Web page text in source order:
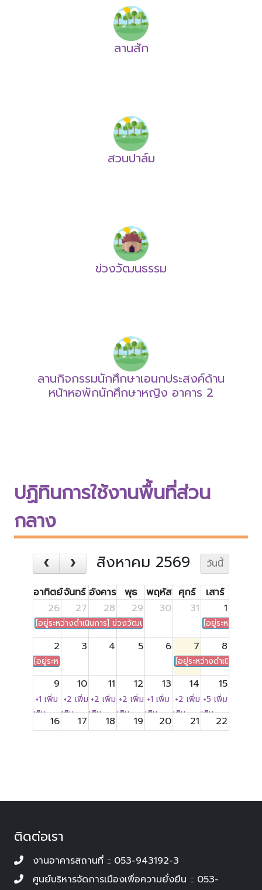
ลานสัก
สวนปาล์ม
ข่วงวัฒนธรรม
ลานกิจกรรมนักศึกษาเอนกประสงค์ด้าน
หน้าหอพักนักศึกษาหญิง อาคาร 2
ปฏิทินการใช้งานพื้นที่ส่วน
กลาง
วันนี้
สิงหาคม 2569
อาทิตย์จันทร์ อังคาร พุธ พฤหัส ศุกร์
เสาร์
26
27 28 29 30 31 1
[อยู่ระหว่างดำเนินการ] ข่วงวัฒนธรรม : พิธีทำบุญตักบาตรวันอาสา
[อยู่ระหว่างดำเ
2 3 4 5 6 7 8
[อยู่ระหว่างดำเนินการ] ศาลาอ่างแก้ว : CMU safety road
[อยู่ระหว่างดำเนินการ]
9 10 11 12 13 14 15
+1 เพิ่ม
เติม
+2 เพิ่ม
เติม
+2 เพิ่ม
เติม
+2 เพิ่ม
เติม
+1 เพิ่ม
เติม
+2 เพิ่ม
เติม
+5 เพิ่ม
เติม
16 17 18 19 20 21 22
ติดต่อเรา
งานอาคารสถานที่ :: 053-943192-3
ศูนย์บริหารจัดการเมืองเพื่อความยั่งยืน :: 053-